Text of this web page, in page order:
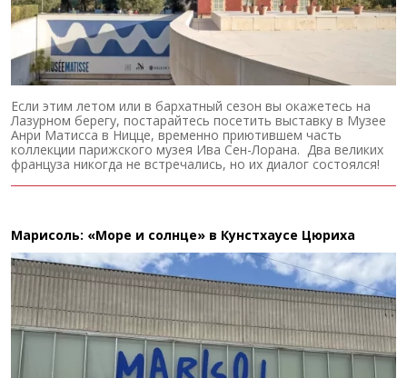
Если этим летом или в бархатный сезон вы окажетесь на
Лазурном берегу, постарайтесь посетить выставку в Музее
Анри Матисса в Ницце, временно приютившем часть
коллекции парижского музея Ива Сен-Лорана. Два великих
француза никогда не встречались, но их диалог состоялся!
Марисоль: «Море и солнце» в Кунстхаусе Цюриха